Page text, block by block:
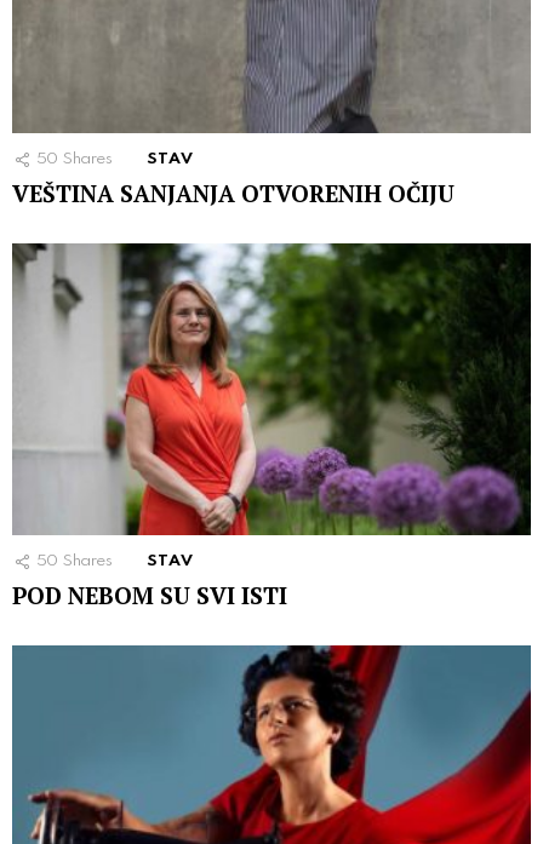
50 Shares STAV
VEŠTINA SANJANJA OTVORENIH OČIJU
50 Shares STAV
POD NEBOM SU SVI ISTI